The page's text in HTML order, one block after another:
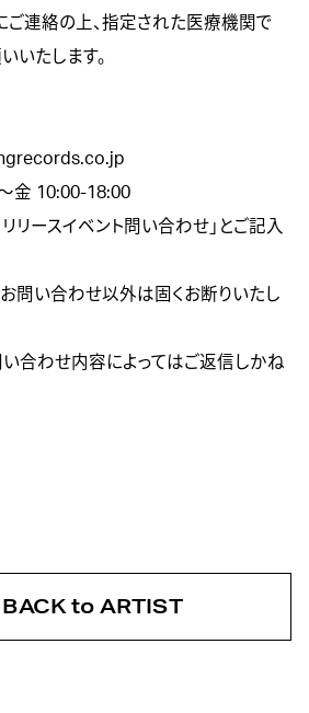
連絡の上、指定された医療機関で
いたします。
金 10:00-18:00
リースイベント問い合わせ」とご記入
問い合わせ以外は固くお断りいたし
合わせ内容によってはご返信しかね
BACK to ARTIST